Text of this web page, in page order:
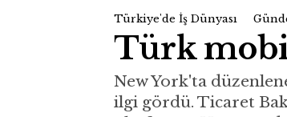
Türkiye'de İş Dünyası
Türk
New York'ta
ilgi gördü. Ticaret